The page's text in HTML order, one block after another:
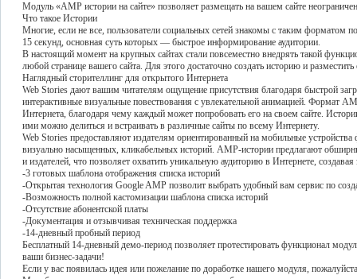
Модуль «AMP истории на сайте» позволяет размещать на вашем сайте
Что такое Истории
Многие, если не все, пользователи социальных сетей знакомы с таким форматом
15 секунд, основная суть которых — быстрое информирование аудитории.
В настоящий момент на крупных сайтах стали повсеместно внедрять такой
любой странице вашего сайта. Для этого достаточно создать историю и
Наглядный сторителлинг для открытого Интернета
Web Stories дают вашим читателям ощущение присутствия благодаря быстрой
интерактивные визуальные повествования с увлекательной анимацией. Формат
Интернета, благодаря чему каждый может попробовать его на своем сайте.
ими можно делиться и встраивать в различные сайты по всему Интернету.
Web Stories предоставляют издателям ориентированный на мобильные
визуально насыщенных, кликабельных историй. AMP-истории предлагают
и издателей, что позволяет охватить уникальную аудиторию в Интернете,
-3 готовых шаблона отображения списка историй
-Открытая технология Google AMP позволит выбрать удобный вам сервис по
-Возможность полной кастомизации шаблона списка историй
-Отсутствие абонентской платы
-Документация и отзывчивая техническая поддержка
-14-дневный пробный период
Бесплатный 14-дневный демо-период позволяет протестировать функционал
ваши бизнес-задачи!
Если у вас появилась идея или пожелание по доработке нашего модуля,